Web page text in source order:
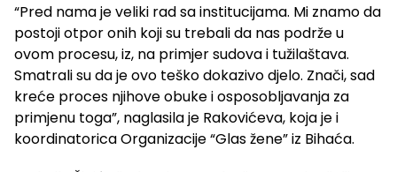
“Pred nama je veliki rad sa institucijama. Mi znamo da
postoji otpor onih koji su trebali da nas podrže u
ovom procesu, iz, na primjer sudova i tužilaštava.
Smatrali su da je ovo teško dokazivo djelo. Znači, sad
kreće proces njihove obuke i osposobljavanja za
primjenu toga”, naglasila je Rakovićeva, koja je i
koordinatorica Organizacije “Glas žene” iz Bihaća.